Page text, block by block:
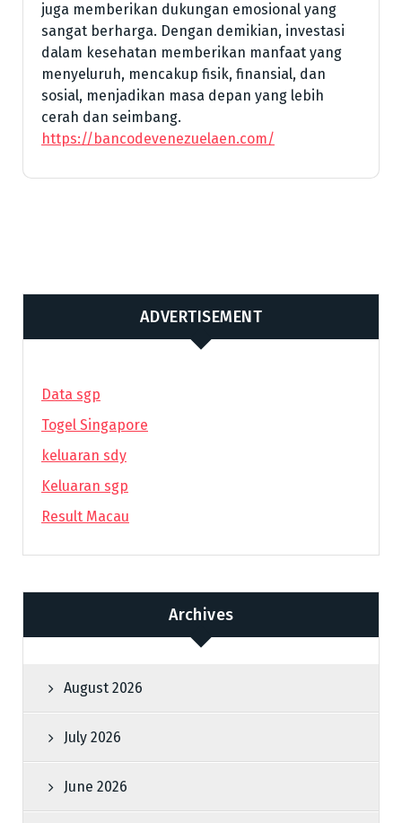
juga memberikan dukungan emosional yang
sangat berharga. Dengan demikian, investasi
dalam kesehatan memberikan manfaat yang
menyeluruh, mencakup fisik, finansial, dan
sosial, menjadikan masa depan yang lebih
cerah dan seimbang.
https://bancodevenezuelaen.com/
ADVERTISEMENT
Data sgp
Togel Singapore
keluaran sdy
Keluaran sgp
Result Macau
Archives
August 2026
July 2026
June 2026